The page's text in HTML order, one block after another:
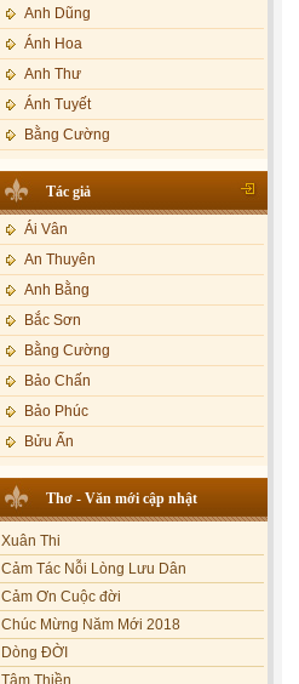
Quán Âm Mẹ hiền - Kim Linh
Nhạc niệm Nam Mô A Di Đà Phật -
Kim Linh
Mẹ Từ Bi - Kim Linh
12 Lời nguyện của Bồ tát Quán Thế
Âm - Kim Linh
Lạy Phật Dược Sư - Kim Linh
Diệu Pháp Liên Hoa - Kim Linh
Anh Dũng
Ánh Hoa
Anh Thư
Ánh Tuyết
Bằng Cường
Bảo Yến
Bảo Yến và Khắc Dũng
Bé Minh Tú
Bé Phương Anh
Bé Xuân Mai
Bích Hồng
Bích Phượng
Bích Thảo
Bích Tuyền
Cali
Cẩm Vân
Cao Duy
Cao Minh
Châu Khánh Hà
Chế Thanh
Tác giả
Ái Vân
An Thuyên
Anh Bằng
Bắc Sơn
Bằng Cường
Bảo Chấn
Bảo Phúc
Bửu Ấn
Châu Kỳ
Chí Tâm
Chúc Hiếu
Chúc Linh
Chung Quân
Chương Đức
Thơ - Văn mới cập nhật
Xuân Thi
Cảm Tác Nỗi Lòng Lưu Dân
Cảm Ơn Cuộc đời
Chúc Mừng Năm Mới 2018
Dòng ĐỜI
Tâm Thiền